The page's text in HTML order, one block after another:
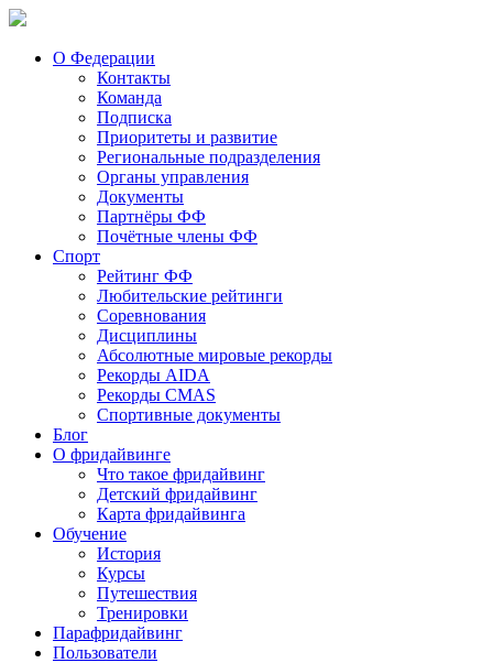
О Федерации
Контакты
Команда
Подписка
Приоритеты и развитие
Региональные подразделения
Органы управления
Документы
Партнёры ФФ
Почётные члены ФФ
Спорт
Рейтинг ФФ
Любительские рейтинги
Соревнования
Дисциплины
Абсолютные мировые рекорды
Рекорды AIDA
Рекорды CMAS
Спортивные документы
Блог
О фридайвинге
Что такое фридайвинг
Детский фридайвинг
Карта фридайвинга
Обучение
История
Курсы
Путешествия
Тренировки
Парафридайвинг
Пользователи